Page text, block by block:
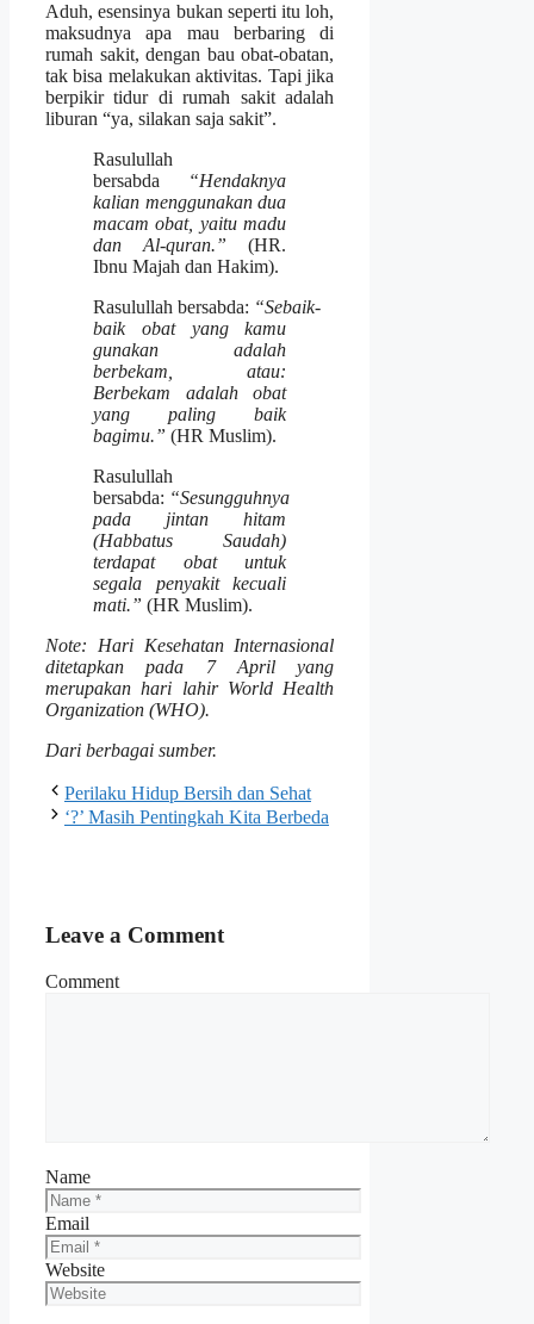
Aduh, esensinya bukan seperti itu loh,
maksudnya apa mau berbaring di
rumah sakit, dengan bau obat-obatan,
tak bisa melakukan aktivitas. Tapi jika
berpikir tidur di rumah sakit adalah
liburan “ya, silakan saja sakit”.
Rasulullah
bersabda “Hendaknya
kalian menggunakan dua
macam obat, yaitu madu
dan Al-quran.” (HR.
Ibnu Majah dan Hakim).
Rasulullah bersabda: “Sebaik-
baik obat yang kamu
gunakan adalah
berbekam, atau:
Berbekam adalah obat
yang paling baik
bagimu.” (HR Muslim).
Rasulullah
bersabda: “Sesungguhnya
pada jintan hitam
(Habbatus Saudah)
terdapat obat untuk
segala penyakit kecuali
mati.” (HR Muslim).
Note: Hari Kesehatan Internasional
ditetapkan pada 7 April yang
merupakan hari lahir World Health
Organization (WHO).
Dari berbagai sumber.
Perilaku Hidup Bersih dan Sehat
‘?’ Masih Pentingkah Kita Berbeda
Leave a Comment
Comment
Name
Email
Website